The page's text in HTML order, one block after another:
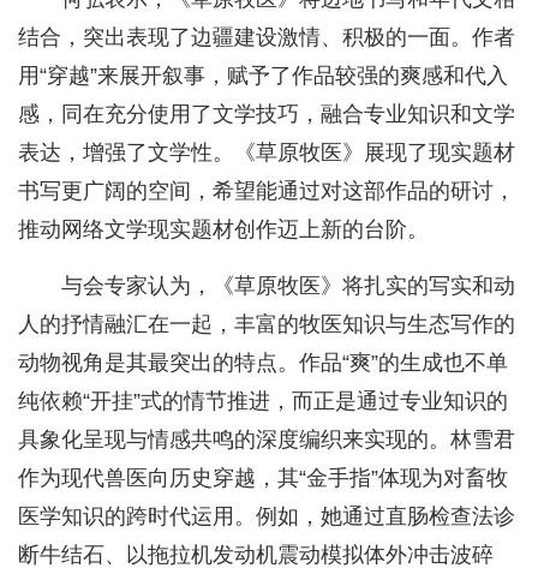
结合，突出表现了边疆建设激情、积极的一面。作者
用“穿越”来展开叙事，赋予了作品较强的爽感和代入
感，同在充分使用了文学技巧，融合专业知识和文学
表达，增强了文学性。《草原牧医》展现了现实题材
书写更广阔的空间，希望能通过对这部作品的研讨，
推动网络文学现实题材创作迈上新的台阶。
与会专家认为，《草原牧医》将扎实的写实和动
人的抒情融汇在一起，丰富的牧医知识与生态写作的
动物视角是其最突出的特点。作品“爽”的生成也不单
纯依赖“开挂”式的情节推进，而正是通过专业知识的
具象化呈现与情感共鸣的深度编织来实现的。林雪君
作为现代兽医向历史穿越，其“金手指”体现为对畜牧
医学知识的跨时代运用。例如，她通过直肠检查法诊
断牛结石、以拖拉机发动机震动模拟体外冲击波碎